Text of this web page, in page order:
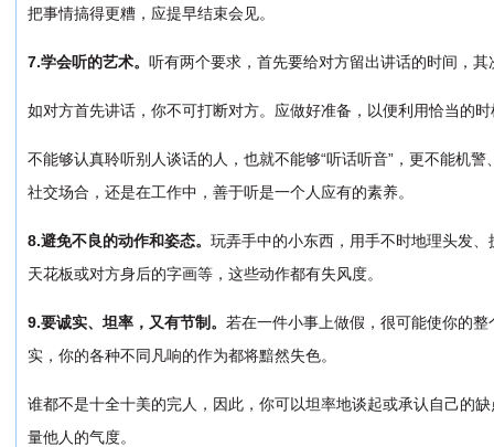
把事情搞得更糟，应提早结束会见。
7.学会听的艺术。 听有两个要求，首先要给对方留出讲话的时间，其
如对方首先讲话，你不可打断对方。应做好准备，以便利用恰当的
不能够认真聆听别人谈话的人，也就不能够“听话听音”，更不能机
社交场合，还是在工作中，善于听是一个人应有的素养。
8.避免不良的动作和姿态。 玩弄手中的小东西，用手不时地理头发
天花板或对方身后的字画等，这些动作都有失风度。
9.要诚实、坦率，又有节制。 若在一件小事上做假，很可能使你的
实，你的各种不同凡响的作为都将黯然失色。
谁都不是十全十美的完人，因此，你可以坦率地谈起或承认自己的
量他人的气度。